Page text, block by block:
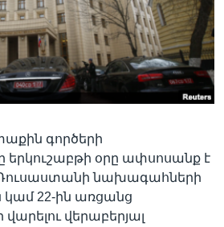
գործերի
երկուշաբթի օրը ափսոսանք է
Ռուսաստանի նախագահների
կամ 22-ին առցանց
վարելու վերաբերյալ